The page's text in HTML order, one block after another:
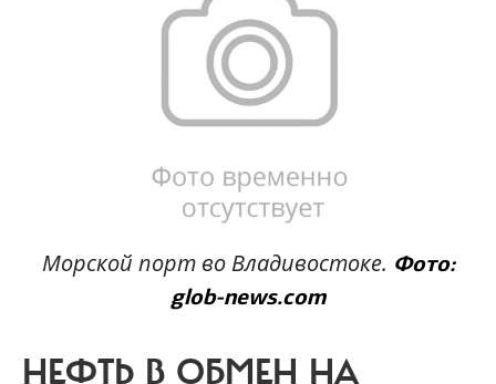
Морской порт во Владивостоке. Фото:
glob-news.com
НЕФТЬ В ОБМЕН НА